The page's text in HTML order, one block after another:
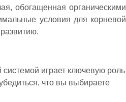
обогащенная органическими
условия для корневой
играет ключевую роль
что вы выбираете